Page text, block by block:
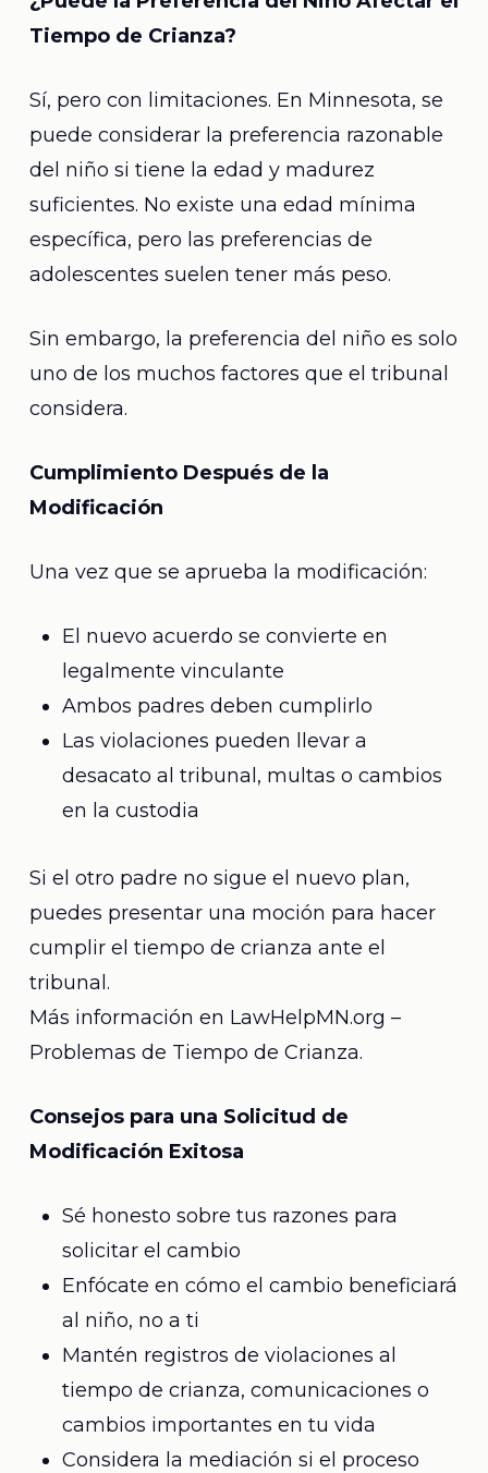
Tiempo de Crianza?
Sí, pero con limitaciones. En Minnesota, se
puede considerar la preferencia razonable
del niño si tiene la edad y madurez
suficientes. No existe una edad mínima
específica, pero las preferencias de
adolescentes suelen tener más peso.
Sin embargo, la preferencia del niño es solo
uno de los muchos factores que el tribunal
considera.
Cumplimiento Después de la
Modificación
Una vez que se aprueba la modificación:
El nuevo acuerdo se convierte en
legalmente vinculante
Ambos padres deben cumplirlo
Las violaciones pueden llevar a
desacato al tribunal, multas o cambios
en la custodia
Si el otro padre no sigue el nuevo plan,
puedes presentar una moción para hacer
cumplir el tiempo de crianza ante el
tribunal.
Más información en LawHelpMN.org –
Problemas de Tiempo de Crianza.
Consejos para una Solicitud de
Modificación Exitosa
Sé honesto sobre tus razones para
solicitar el cambio
Enfócate en cómo el cambio beneficiará
al niño, no a ti
Mantén registros de violaciones al
tiempo de crianza, comunicaciones o
cambios importantes en tu vida
Considera la mediación si el proceso